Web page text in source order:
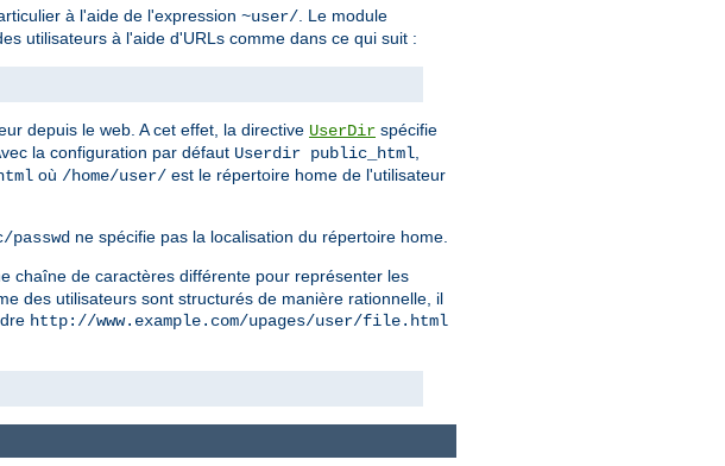
à l'aide de l'expression ~user/ . Le module
utilisateurs à l'aide d'URLs comme dans ce qui suit :
depuis le web. A cet effet, la directive UserDir spécifie
la configuration par défaut Userdir public_html
où /home/user/ est le répertoire home de l'utilisateur
ne spécifie pas la localisation du répertoire home.
chaîne de caractères différente pour représenter les
des utilisateurs sont structurés de manière rationnelle, il
http://www.example.com/upages/user/file.html